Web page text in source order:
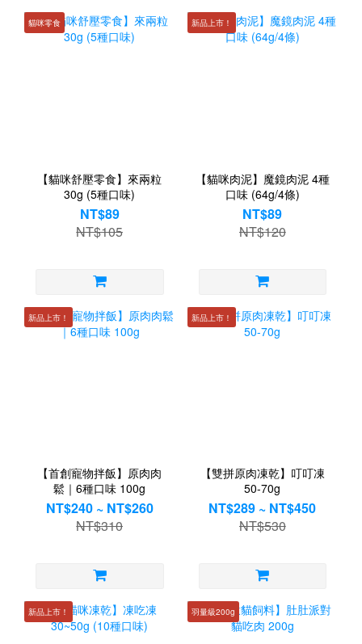
貓咪零食
【貓咪舒壓零食】來兩粒
30g (5種口味)
NT$89
NT$105
新品上市！
【貓咪肉泥】魔鏡肉泥 4種
口味 (64g/4條)
NT$89
NT$120
新品上市！
【首創寵物拌飯】原肉肉
鬆｜6種口味 100g
NT$240 ~ NT$260
NT$310
新品上市！
【雙拼原肉凍乾】叮叮凍
50-70g
NT$289 ~ NT$450
NT$530
新品上市！ 羽量級200g